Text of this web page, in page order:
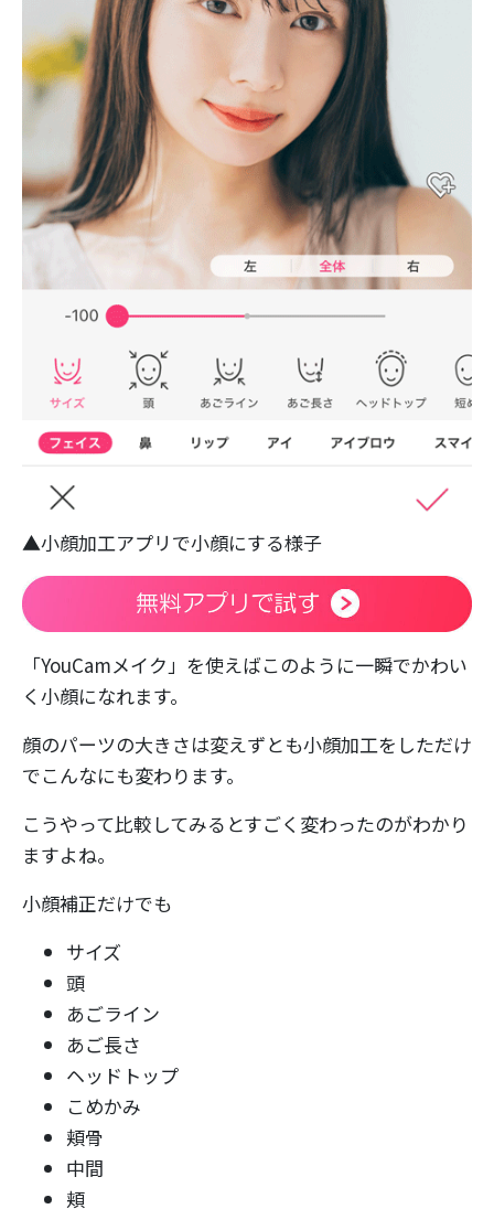
▲小顔加工アプリで小顔にする様子
「YouCamメイク」を使えばこのように一瞬でかわい
く小顔になれます。
顔のパーツの大きさは変えずとも小顔加工をしただけ
でこんなにも変わります。
こうやって比較してみるとすごく変わったのがわかり
ますよね。
小顔補正だけでも
サイズ
頭
あごライン
あご長さ
ヘッドトップ
こめかみ
頬骨
中間
頬